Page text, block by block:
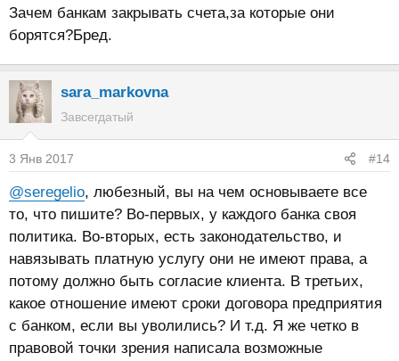
Зачем банкам закрывать счета,за которые они
борятся?Бред.
sara_markovna
Завсегдатый
3 Янв 2017 #14
@seregelio, любезный, вы на чем основываете все
то, что пишите? Во-первых, у каждого банка своя
политика. Во-вторых, есть законодательство, и
навязывать платную услугу они не имеют права, а
потому должно быть согласие клиента. В третьих,
какое отношение имеют сроки договора предприятия
с банком, если вы уволились? И т.д. Я же четко в
правовой точки зрения написала возможные